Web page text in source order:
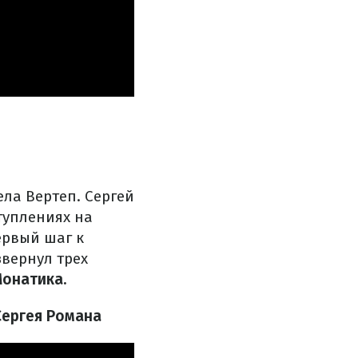
Вертеп. Сергей
на
шаг к
трех
Романа